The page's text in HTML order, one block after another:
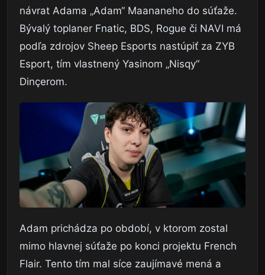
návrat Adama „Adam“ Maananeho do súťaže.
Bývalý toplaner Fnatic, BDS, Rogue či NAVI má
podľa zdrojov Sheep Esports nastúpiť za ZYB
Esport, tím vlastnený Yasinom „Nisqy“
Dinçerom.
Adam prichádza po období, v ktorom zostal
mimo hlavnej súťaže po konci projektu French
Flair. Tento tím mal síce zaujímavé mená a